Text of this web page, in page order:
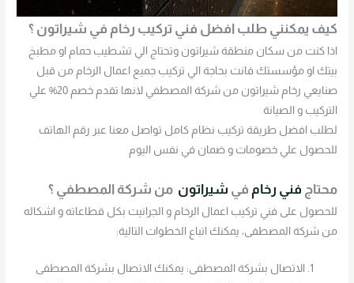
كيف يمكنني طلب افضل فني تركيب رخام في شيراتون ؟
اذا كنت من سكان منطقة شيراتون وتحتاج الي تشطيب حمام او مطبخ
بيتك او مؤسستك فانت بحاجة الي تركيب جميع اعمال الرخام من قبل
صنايعي رخام شيراتون من شركة المصطفي لانها تقدم خصم 20% علي
التركيب و الصيانة
لطلب افضل طريقة تركيب نظام كامل تواصل معنا عبر رقم الهاتف
للحصول علي خصومات و ضمان في نفس اليوم
محتاج فني رخام في شيراتون من شركة المصطفي ؟
للحصول على فني تركيب اعمال الرخام و الجرانيت بكل قطاعاته و اشكاله
من شركة المصطفى، يمكنك اتباع الخطوات التالية:
الاتصال بشركة المصطفى: يمكنك الاتصال بشركة المصطفى